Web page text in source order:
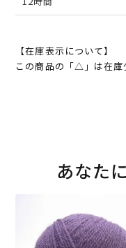
【在庫表示について】
この商品の「△」は在庫
あなた